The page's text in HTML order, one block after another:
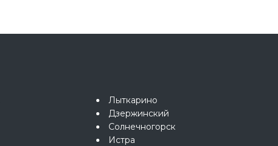
Лыткарино
Дзержинский
Солнечногорск
Истра